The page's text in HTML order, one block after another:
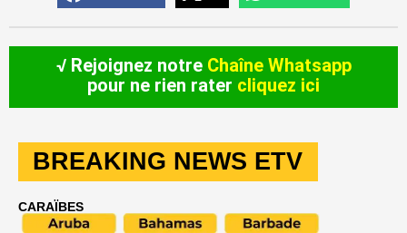
√ Rejoignez notre Chaîne Whatsapp
pour ne rien rater cliquez ici
BREAKING NEWS ETV
CARAÏBES